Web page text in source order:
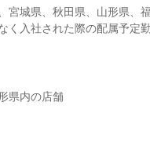
宮城県、秋田県、山形県、
く入社された際の配属予定
県内の店舗